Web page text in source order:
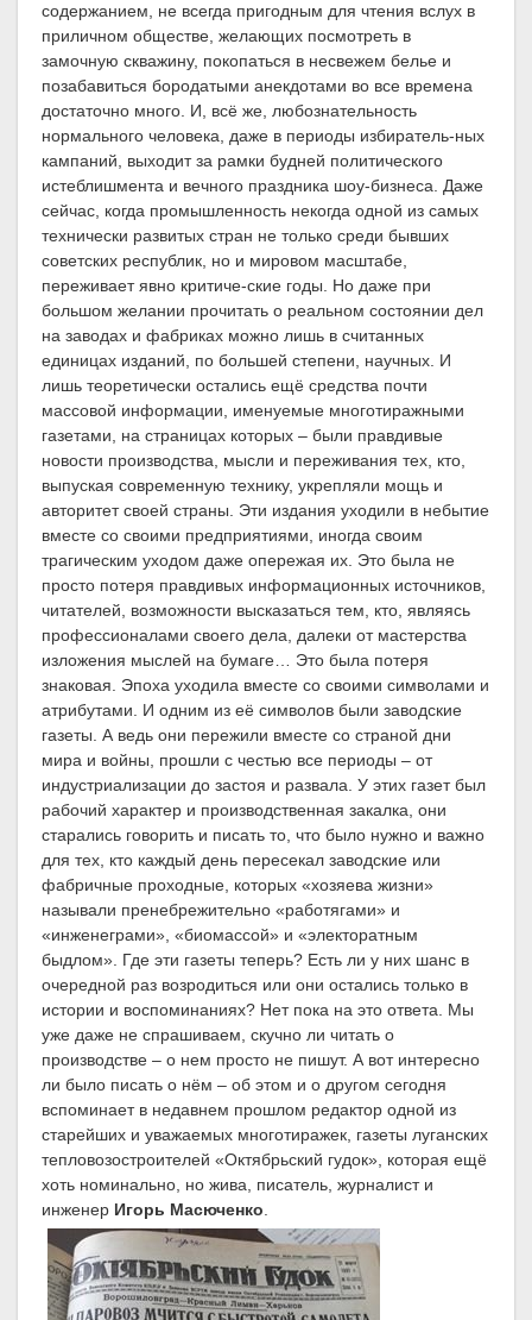
содержанием, не всегда пригодным для чтения вслух в
приличном обществе, желающих посмотреть в
замочную скважину, покопаться в несвежем белье и
позабавиться бородатыми анекдотами во все времена
достаточно много. И, всё же, любознательность
нормального человека, даже в периоды избиратель-ных
кампаний, выходит за рамки будней политического
истеблишмента и вечного праздника шоу-бизнеса. Даже
сейчас, когда промышленность некогда одной из самых
технически развитых стран не только среди бывших
советских республик, но и мировом масштабе,
переживает явно критиче-ские годы. Но даже при
большом желании прочитать о реальном состоянии дел
на заводах и фабриках можно лишь в считанных
единицах изданий, по большей степени, научных. И
лишь теоретически остались ещё средства почти
массовой информации, именуемые многотиражными
газетами, на страницах которых – были правдивые
новости производства, мысли и переживания тех, кто,
выпуская современную технику, укрепляли мощь и
авторитет своей страны. Эти издания уходили в небытие
вместе со своими предприятиями, иногда своим
трагическим уходом даже опережая их. Это была не
просто потеря правдивых информационных источников,
читателей, возможности высказаться тем, кто, являясь
профессионалами своего дела, далеки от мастерства
изложения мыслей на бумаге… Это была потеря
знаковая. Эпоха уходила вместе со своими символами и
атрибутами. И одним из её символов были заводские
газеты. А ведь они пережили вместе со страной дни
мира и войны, прошли с честью все периоды – от
индустриализации до застоя и развала. У этих газет был
рабочий характер и производственная закалка, они
старались говорить и писать то, что было нужно и важно
для тех, кто каждый день пересекал заводские или
фабричные проходные, которых «хозяева жизни»
называли пренебрежительно «работягами» и
«инженеграми», «биомассой» и «электоратным
быдлом». Где эти газеты теперь? Есть ли у них шанс в
очередной раз возродиться или они остались только в
истории и воспоминаниях? Нет пока на это ответа. Мы
уже даже не спрашиваем, скучно ли читать о
производстве – о нем просто не пишут. А вот интересно
ли было писать о нём – об этом и о другом сегодня
вспоминает в недавнем прошлом редактор одной из
старейших и уважаемых многотиражек, газеты луганских
тепловозостроителей «Октябрьский гудок», которая ещё
хоть номинально, но жива, писатель, журналист и
инженер Игорь Масюченко.